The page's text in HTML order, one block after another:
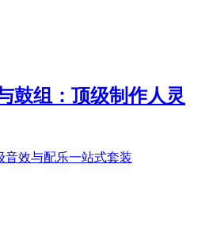
鼓组：顶级制作人灵